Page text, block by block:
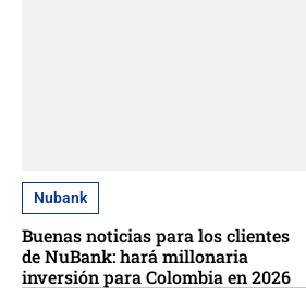
Nubank
Buenas noticias para los clientes
de NuBank: hará millonaria
inversión para Colombia en 2026